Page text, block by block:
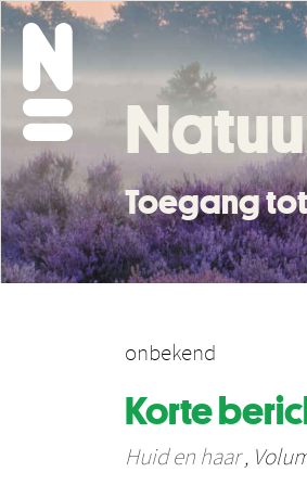
Toegang
onbekend
Korte
Huid en haar,